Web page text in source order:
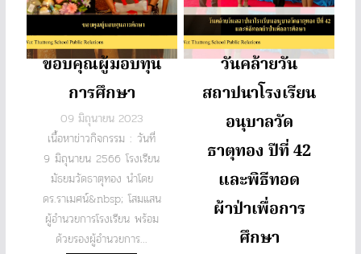
ขอบคุณผู้มอบทุน
การศึกษา
09 มิถุนายน 2023
เนื้อหาข่าวกิจกรรม : วันที่
9 มิถุนายน 2566 โรงเรียน
มัธยมวัดธาตุทอง นำโดย
ดร.ราเมศน์&nbsp; โสมแสน
ผู้อำนวยการโรงเรียน พร้อม
ด้วยรองผู้อำนวยการ...
วันคล้ายวัน
สถาปนาโรงเรียน
อนุบาลวัด
ธาตุทอง ปีที่ 42
และพิธีทอด
ผ้าป่าเพื่อการ
ศึกษา